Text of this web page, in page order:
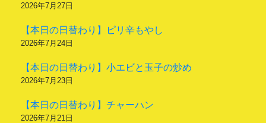
2026年7月27日
【本日の日替わり】ピリ辛もやし
2026年7月24日
【本日の日替わり】小エビと玉子の炒め
2026年7月23日
【本日の日替わり】チャーハン
2026年7月21日